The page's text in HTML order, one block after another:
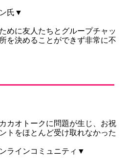
氏▼
めに友人たちとグループチャッ
を決めることができず非常に不
カオトークに問題が生じ、お祝
トをほとんど受け取れなかった
ラインコミュニティ▼